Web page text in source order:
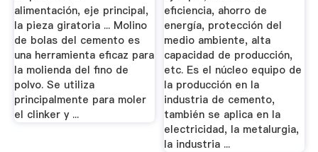
alimentación, eje principal,
la pieza giratoria ... Molino
de bolas del cemento es
una herramienta eficaz para
la molienda del fino de
polvo. Se utiliza
principalmente para moler
el clinker y ...
eficiencia, ahorro de
energía, protección del
medio ambiente, alta
capacidad de producción,
etc. Es el núcleo equipo de
la producción en la
industria de cemento,
también se aplica en la
electricidad, la metalurgia,
la industria ...